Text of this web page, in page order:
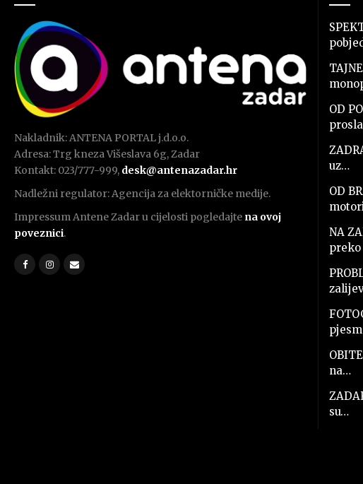
Nakladnik: ANTENA PORTAL j.d.o.o.
Adresa: Trg kneza Višeslava 6g, Zadar
Kontakt: 023/777-999, desk@antenazadar.hr
Nadležni regulator: Agencija za elektorničke medije.
Impressum Antene Zadar u cijelosti pogledajte na ovoj
poveznici.
OD
uz…
OD
NA
na…
su…